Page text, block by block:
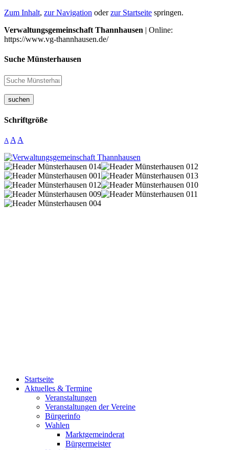
Zum Inhalt, zur Navigation oderzur Startseite springen.
Verwaltungsgemeinschaft Thannhausen | Online:
https://www.vg-thannhausen.de/
Suche Münsterhausen
suchen
Schriftgröße
A A A
Startseite
Aktuelles & Termine
Veranstaltungen
Veranstaltungen der Vereine
Bürgerinfo
Wahlen
Marktgemeinderat
Bürgermeister